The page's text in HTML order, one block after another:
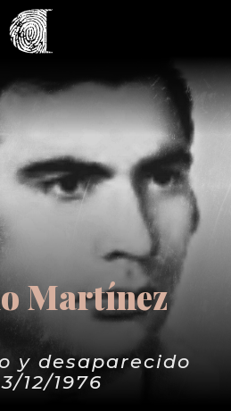
Martínez
y desaparecido
12/1976